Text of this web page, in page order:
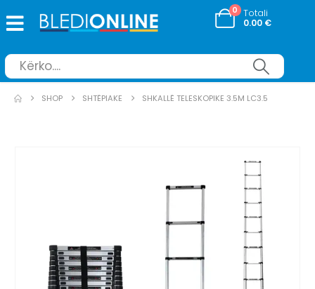
0 Totali
0.00 €
SHOP SHTËPIAKE SHKALLË TELESKOPIKE 3.5M LC3.5